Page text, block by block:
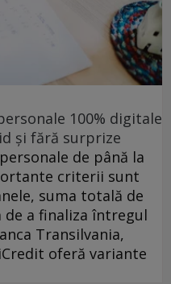
100% digitale
și fără surprize
de până la
criterii sunt
suma totală de
a finaliza întregul
Transilvania,
oferă variante